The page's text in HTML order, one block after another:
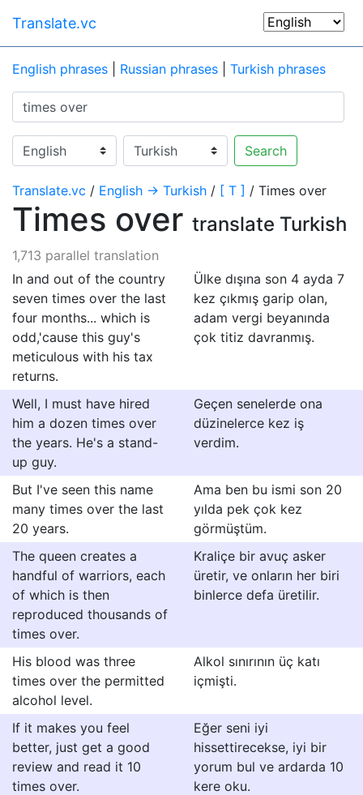
Translate.vc
English phrases Russian phrases Turkish phrases
Search
Translate.vc / English → Turkish / [ T ] / Times over
Times over translate Turkish
1,713 parallel translation
In and out of the country
seven times over the last
four months... which is
odd,'cause this guy's
meticulous with his tax
returns.
Ülke dışına son 4 ayda 7
kez çıkmış garip olan,
adam vergi beyanında
çok titiz davranmış.
Well, I must have hired
him a dozen times over
the years. He's a stand-
up guy.
Geçen senelerde ona
düzinelerce kez iş
verdim.
But I've seen this name
many times over the last
20 years.
Ama ben bu ismi son 20
yılda pek çok kez
görmüştüm.
The queen creates a
handful of warriors, each
of which is then
reproduced thousands of
times over.
Kraliçe bir avuç asker
üretir, ve onların her biri
binlerce defa üretilir.
His blood was three
times over the permitted
alcohol level.
Alkol sınırının üç katı
içmişti.
If it makes you feel
better, just get a good
review and read it 10
times over.
Eğer seni iyi
hissettirecekse, iyi bir
yorum bul ve ardarda 10
kere oku.